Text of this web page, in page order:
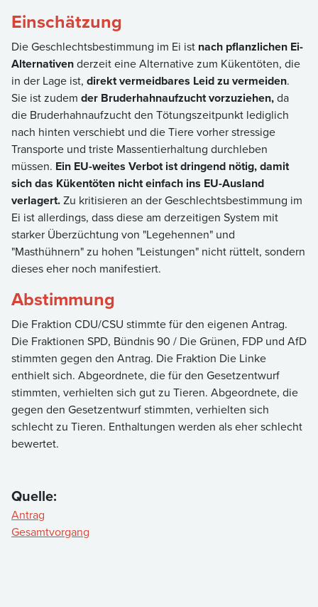
Einschätzung
Die Geschlechtsbestimmung im Ei ist nach pflanzlichen Ei-
Alternativenderzeit eine Alternative zum Kükentöten, die
in der Lage ist, direkt vermeidbares Leid zu vermeiden.
Sie ist zudem der Bruderhahnaufzucht vorzuziehen,da
die Bruderhahnaufzucht den Tötungszeitpunkt lediglich
nach hinten verschiebt und die Tiere vorher stressige
Transporte und triste Massentierhaltung durchleben
müssen. Ein EU-weites Verbot ist dringend nötig, damit
sich das Kükentöten nicht einfach ins EU-Ausland
verlagert.Zu kritisieren an der Geschlechtsbestimmung im
Ei ist allerdings, dass diese am derzeitigen System mit
starker Überzüchtung von "Legehennen" und
"Masthühnern" zu hohen "Leistungen" nicht rüttelt, sondern
dieses eher noch manifestiert.
Abstimmung
Die Fraktion CDU/CSU stimmte für den eigenen Antrag.
Die Fraktionen SPD, Bündnis 90 / Die Grünen, FDP und AfD
stimmten gegen den Antrag. Die Fraktion Die Linke
enthielt sich. Abgeordnete, die für den Gesetzentwurf
stimmten, verhielten sich gut zu Tieren. Abgeordnete, die
gegen den Gesetzentwurf stimmten, verhielten sich
schlecht zu Tieren. Enthaltungen werden als eher schlecht
bewertet.
Quelle:
Antrag
Gesamtvorgang